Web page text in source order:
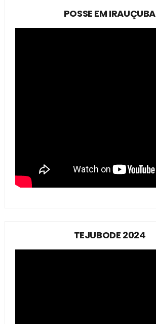
POSSE EM IRAUÇUBA
TEJUBODE 2024